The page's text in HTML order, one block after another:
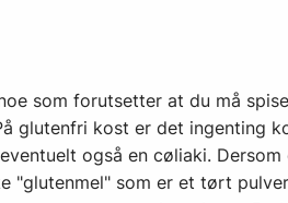
som forutsetter at du må
glutenfri kost er det ingenting
også en cøliaki. Dersom
"glutenmel" som er et tørt